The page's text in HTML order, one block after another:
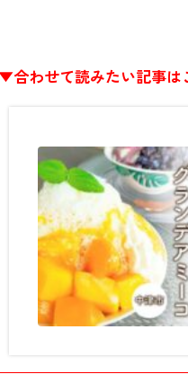
合わせて読みたい記事は